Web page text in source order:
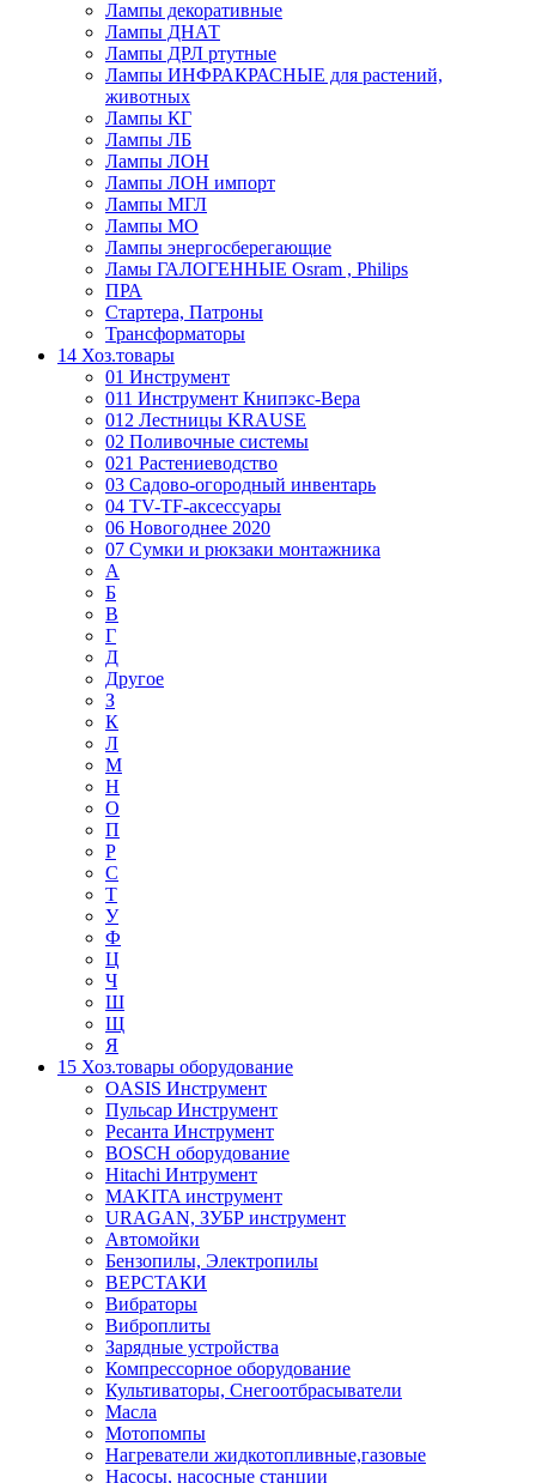
Лампы декоративные
Лампы ДНАТ
Лампы ДРЛ ртутные
Лампы ИНФРАКРАСНЫЕ для растений,
животных
Лампы КГ
Лампы ЛБ
Лампы ЛОН
Лампы ЛОН импорт
Лампы МГЛ
Лампы МО
Лампы энергосберегающие
Ламы ГАЛОГЕННЫЕ Osram , Philips
ПРА
Стартера, Патроны
Трансформаторы
14 Хоз.товары
01 Инструмент
011 Инструмент Книпэкс-Вера
012 Лестницы KRAUSE
02 Поливочные системы
021 Растениеводство
03 Садово-огородный инвентарь
04 TV-TF-аксессуары
06 Новогоднее 2020
07 Сумки и рюкзаки монтажника
А
Б
В
Г
Д
Другое
З
К
Л
М
Н
О
П
Р
С
Т
У
Ф
Ц
Ч
Ш
Щ
Я
15 Хоз.товары оборудование
OASIS Инструмент
Пульсар Инструмент
Ресанта Инструмент
BOSCH оборудование
Hitachi Интрумент
MAKITA инструмент
URAGAN, ЗУБР инструмент
Автомойки
Бензопилы, Электропилы
ВЕРСТАКИ
Вибраторы
Виброплиты
Зарядные устройства
Компрессорное оборудование
Культиваторы, Снегоотбрасыватели
Масла
Мотопомпы
Нагреватели жидкотопливные,газовые
Насосы, насосные станции